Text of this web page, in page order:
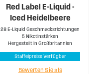
Red Label E-Liquid -
Iced Heidelbeere
28 E-Liquid Geschmacksrichtungen
5 Nikotinstärken
Hergestellt in Großbritannien
Staffelpreise Verfügbar
Bewerten Sie als